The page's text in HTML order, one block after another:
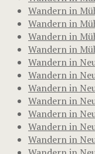
Wandern in
Wandern in
Wandern in
Wandern in
Wandern in
Wandern in
Wandern in
Wandern in
Wandern in
Wandern in
Wandern in